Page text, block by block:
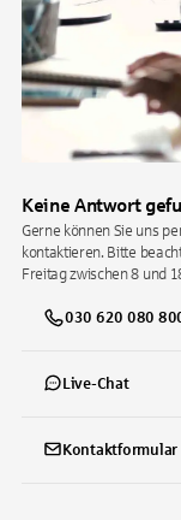
Keine Antwort
Gerne können Sie uns
kontaktieren. Bitte
Freitag zwischen 8 und
030 620 080
Live-Chat
Kontaktformular